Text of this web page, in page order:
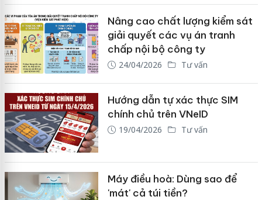
Nâng cao chất lượng kiểm sát
giải quyết các vụ án tranh
chấp nội bộ công ty
24/04/2026 Tư vấn
Hướng dẫn tự xác thực SIM
chính chủ trên VNeID
19/04/2026 Tư vấn
Máy điều hoà: Dùng sao để
'mát' cả túi tiền?